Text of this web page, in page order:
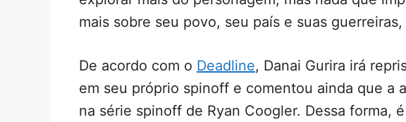
mais sobre seu povo, seu país e suas
De acordo com o Deadline, Danai Gurira irá
em seu próprio spinoff e comentou ainda que a
na série spinoff de Ryan Coogler. Dessa forma,